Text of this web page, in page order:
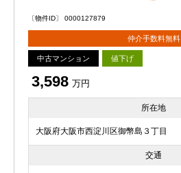
〔物件ID〕 0000127879
仲介手数料無料
中古マンション 値下げ
3,598 万円
所在地
大阪府大阪市西淀川区御幣島３丁目
交通